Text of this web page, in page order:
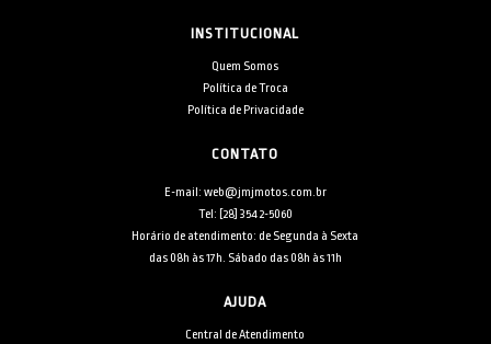
INSTITUCIONAL
Quem Somos
Política de Troca
Política de Privacidade
CONTATO
E-mail: web@jmjmotos.com.br
Tel: [28] 3542-5060
Horário de atendimento: de Segunda à Sexta
das 08h às 17h. Sábado das 08h às 11h
AJUDA
Central de Atendimento